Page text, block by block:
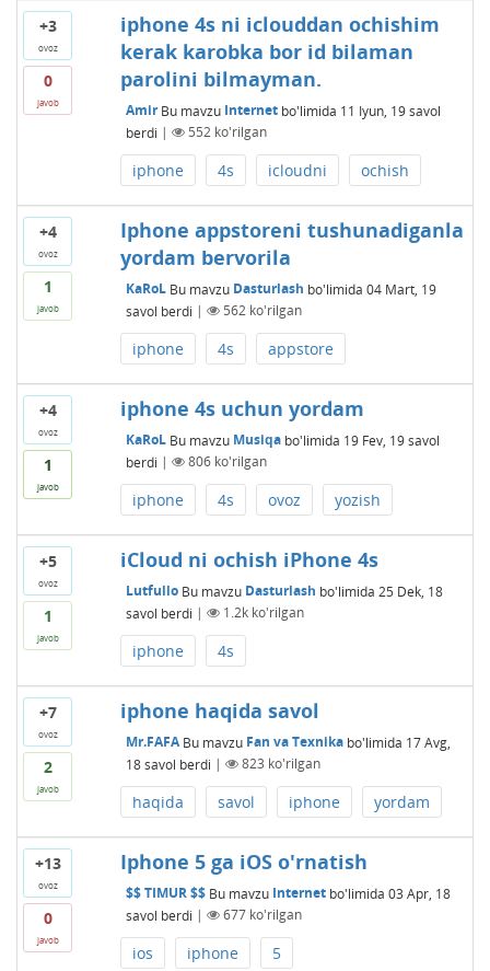
+3
ovoz
0
javob
iphone 4s ni iclouddan ochishim
kerak karobka bor id bilaman
parolini bilmayman.
Amir Bu mavzu Internetbo'limida 11 Iyun, 19 savol
berdi | 552ko'rilgan
iphone 4s icloudni ochish
+4
ovoz
1
javob
Iphone appstoreni tushunadiganla
yordam bervorila
KaRoL Bu mavzu Dasturlash bo'limida 04 Mart, 19
savol berdi | 562ko'rilgan
iphone 4s appstore
+4
ovoz
1
javob
iphone 4s uchun yordam
KaRoL Bu mavzu Musiqabo'limida 19 Fev, 19 savol
berdi | 806ko'rilgan
iphone 4s ovoz yozish
+5
ovoz
1
javob
iCloud ni ochish iPhone 4s
Lutfullo Bu mavzu Dasturlash bo'limida 25 Dek, 18
savol berdi | 1.2kko'rilgan
iphone 4s
+7
ovoz
2
javob
iphone haqida savol
Mr.FAFA Bu mavzu Fan va Texnikabo'limida 17 Avg,
18 savol berdi | 823 ko'rilgan
haqida savol iphone yordam
+13
ovoz
0
javob
Iphone 5 ga iOS o'rnatish
$$ TIMUR $$ Bu mavzu Internetbo'limida 03 Apr, 18
savol berdi | 677ko'rilgan
ios iphone 5